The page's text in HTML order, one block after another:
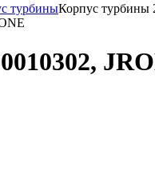
турбиныКорпус турбины